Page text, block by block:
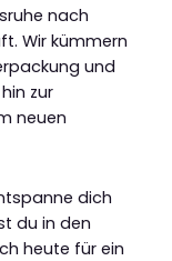
nach
Wir kümmern
und
zur
neuen
dich
du in den
heute für ein